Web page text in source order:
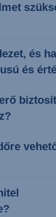
és
és